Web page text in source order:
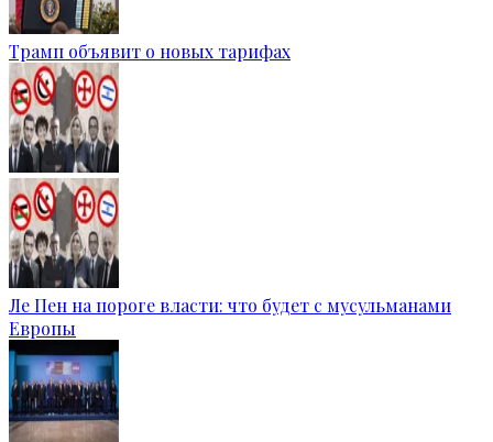
Трамп объявит о новых тарифах
Ле Пен на пороге власти: что будет с мусульманами
Европы